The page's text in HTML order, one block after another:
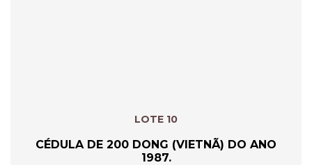
LOTE 10
CÉDULA DE 200 DONG (VIETNÃ) DO ANO
1987.